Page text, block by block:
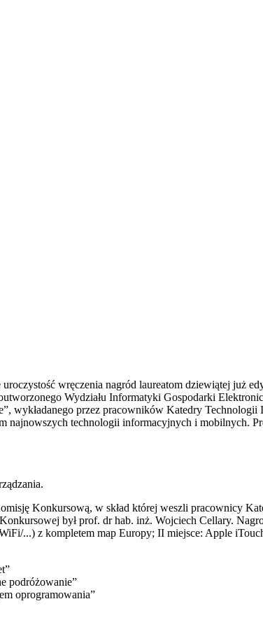
wręczenia nagród laureatom dziewiątej już
Wydziału Informatyki Gospodarki
wykładanego przez pracowników Katedry
technologii informacyjnych i mobilnych.
Konkursową, w skład której weszli pracownicy
był prof. dr hab. inż. Wojciech Cellary.
...) z kompletem map Europy; II miejsce: Apple
podróżowanie”
oprogramowania”